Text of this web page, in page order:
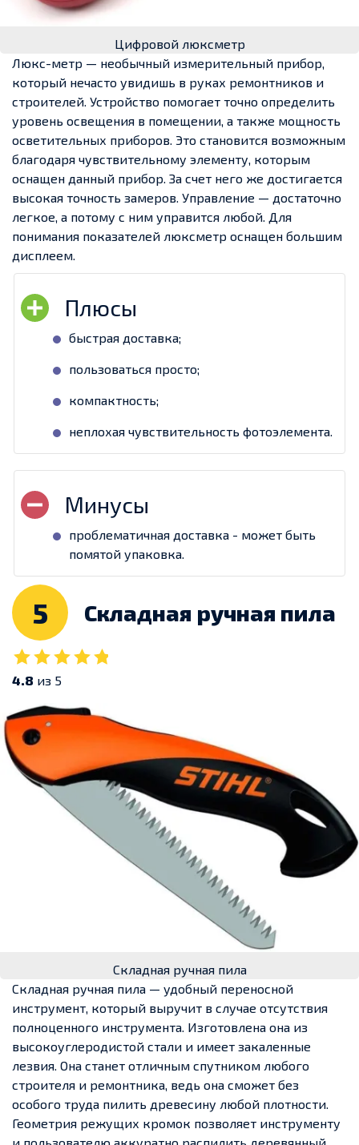
Цифровой люксметр
Люкс-метр — необычный измерительный прибор,
который нечасто увидишь в руках ремонтников и
строителей. Устройство помогает точно определить
уровень освещения в помещении, а также мощность
осветительных приборов. Это становится возможным
благодаря чувствительному элементу, которым
оснащен данный прибор. За счет него же достигается
высокая точность замеров. Управление — достаточно
легкое, а потому с ним управится любой. Для
понимания показателей люксметр оснащен большим
дисплеем.
быстрая доставка;
пользоваться просто;
компактность;
неплохая чувствительность фотоэлемента.
проблематичная доставка - может быть
помятой упаковка.
5 Складная ручная пила
4.8 из 5
Складная ручная пила
Складная ручная пила — удобный переносной
инструмент, который выручит в случае отсутствия
полноценного инструмента. Изготовлена она из
высокоуглеродистой стали и имеет закаленные
лезвия. Она станет отличным спутником любого
строителя и ремонтника, ведь она сможет без
особого труда пилить древесину любой плотности.
Геометрия режущих кромок позволяет инструменту